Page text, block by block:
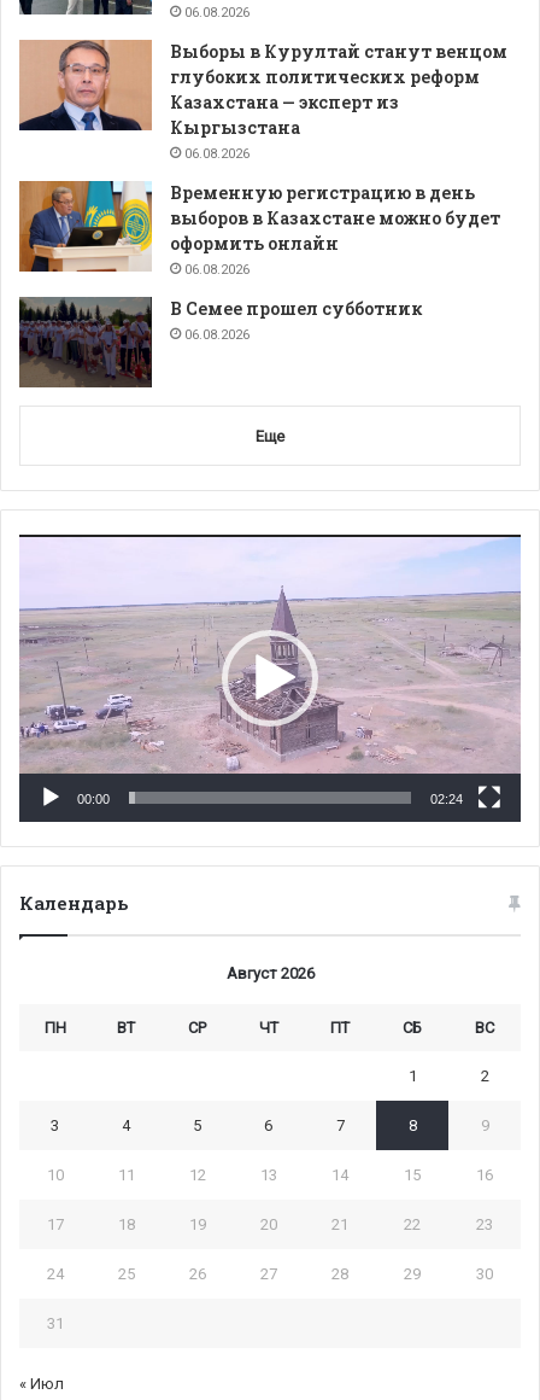
06.08.2026
Выборы в Курултай станут венцом
глубоких политических реформ
Казахстана — эксперт из
Кыргызстана
06.08.2026
Временную регистрацию в день
выборов в Казахстане можно будет
оформить онлайн
06.08.2026
В Семее прошел субботник
06.08.2026
Еще
00:00 02:24
Календарь
Август 2026
ПН ВТ СР ЧТ ПТ СБ ВС
1 2
3 4 5 6 7 8 9
10 11 12 13 14 15 16
17 18 19 20 21 22 23
24 25 26 27 28 29 30
31
« Июл